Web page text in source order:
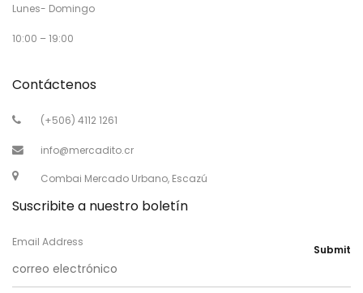
Lunes- Domingo
10:00 – 19:00
Contáctenos
(+506) 4112 1261
info@mercadito.cr
Combai Mercado Urbano, Escazú
Suscribite a nuestro boletín
Email Address
Submit